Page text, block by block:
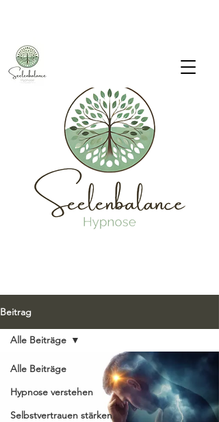
Beitrag
Alle Beiträge
Hypnose verstehen
Selbstvertrauen stärken
Alle Beiträge